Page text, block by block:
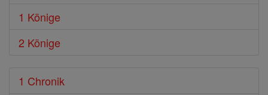
1 Könige
2 Könige
1 Chronik